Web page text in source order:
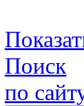
Поиск
по